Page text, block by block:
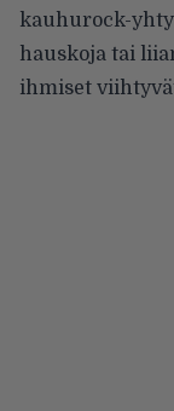
kauhurock-
hauskoja tai
ihmiset